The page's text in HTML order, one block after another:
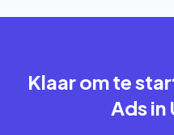
Klaar om te
Ads in